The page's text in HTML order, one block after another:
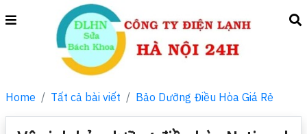
Home Tất cả bài viết Bảo Dưỡng Điều Hòa Giá Rẻ